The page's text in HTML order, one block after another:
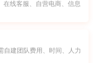
在线客服、自营电商、信息
自建团队费用、时间、人力